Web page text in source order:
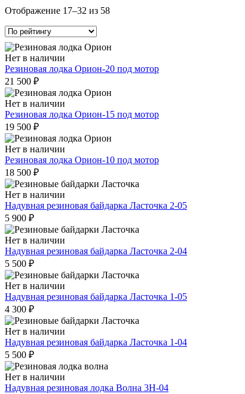
Отображение 17–32 из 58Сортировка:
Нет в наличии
Резиновая лодка Орион-20 под мотор
21 500 ₽
Нет в наличии
Резиновая лодка Орион-15 под мотор
19 500 ₽
Нет в наличии
Резиновая лодка Орион-10 под мотор
18 500 ₽
Нет в наличии
Надувная резиновая байдарка Ласточка 2-05
5 900 ₽
Нет в наличии
Надувная резиновая байдарка Ласточка 2-04
5 500 ₽
Нет в наличии
Надувная резиновая байдарка Ласточка 1-05
4 300 ₽
Нет в наличии
Надувная резиновая байдарка Ласточка 1-04
5 500 ₽
Нет в наличии
Надувная резиновая лодка Волна 3Н-04